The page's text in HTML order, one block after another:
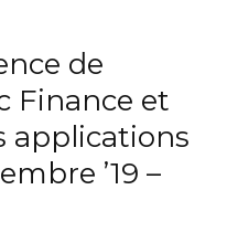
de
Finance et
applications
’19 –